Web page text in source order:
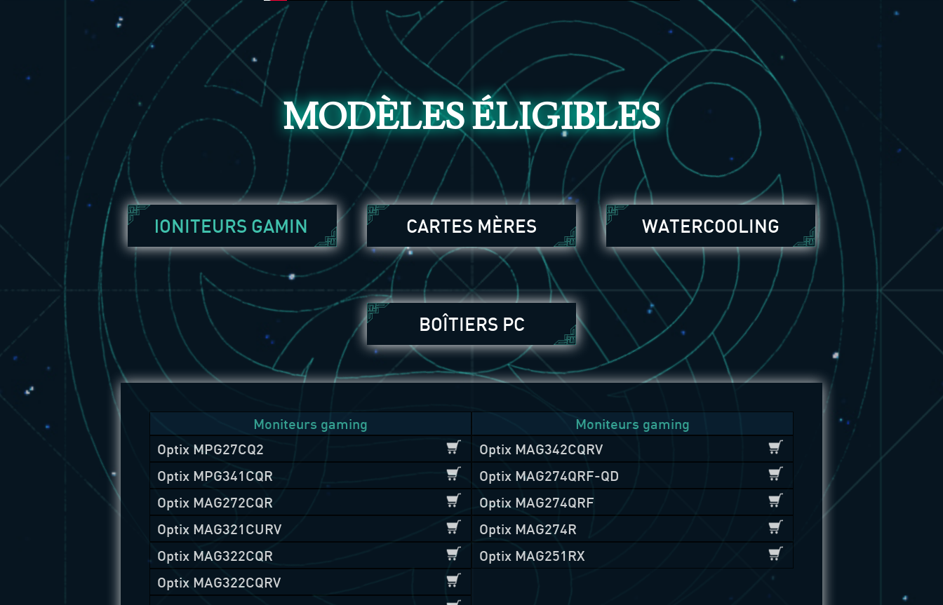
MODÈLES ÉLIGIBLES
MONITEURS GAMING CARTES MÈRES WATERCOOLING
BOÎTIERS PC
Moniteurs gaming
Optix MPG27CQ2
Optix MPG341CQR
Optix MAG272CQR
Optix MAG321CURV
Optix MAG322CQR
Optix MAG322CQRV
Moniteurs gaming
Optix MAG342CQRV
Optix MAG274QRF-QD
Optix MAG274QRF
Optix MAG274R
Optix MAG251RX